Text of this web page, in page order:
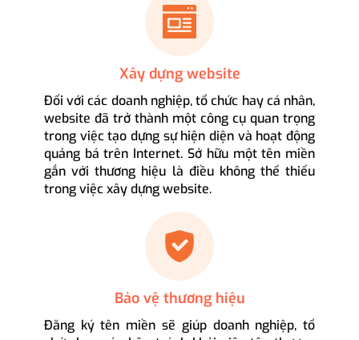
Xây dựng website
Đối với các doanh nghiệp, tổ chức hay cá nhân,
website đã trở thành một công cụ quan trọng
trong việc tạo dựng sự hiện diện và hoạt động
quảng bá trên Internet. Sở hữu một tên miền
gắn với thương hiệu là điều không thể thiếu
trong việc xây dựng website.
Bảo vệ thương hiệu
Đăng ký tên miền sẽ giúp doanh nghiệp, tổ